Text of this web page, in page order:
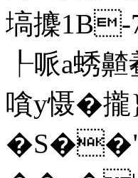
塙攈1B-
┞哌a蜏
嗿y慑�